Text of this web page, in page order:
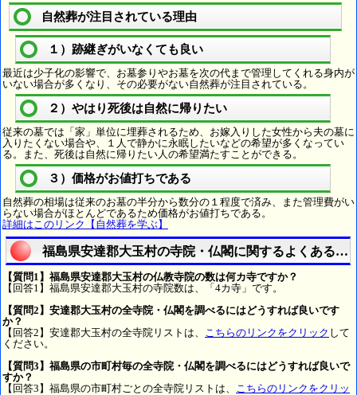
自然葬が注目されている理由
１）跡継ぎがいなくても良い
最近は少子化の影響で、お墓参りやお墓を次の代まで管理してくれる身内が
いない場合が多くなり、その必要がない自然葬が注目されている。
２）やはり死後は自然に帰りたい
従来の墓では「家」単位に埋葬されるため、お嫁入りした女性から夫の墓に
入りたくない場合や、１人で静かに永眠したいなどの希望が多くなってい
る。また、死後は自然に帰りたい人の希望満たすことができる。
３）価格がお値打ちである
自然葬の相場は従来のお墓の半分から数分の１程度で済み、また管理費がい
らない場合がほとんどであるため価格がお値打ちである。
詳細はこのリンク【自然葬を学ぶ】
福島県安達郡大玉村の寺院・仏閣に関するよくある質
【質問1】福島県安達郡大玉村の仏教寺院の数は何カ寺ですか？
【回答1】福島県安達郡大玉村の寺院数は、「4カ寺」です。
【質問2】安達郡大玉村の全寺院・仏閣を調べるにはどうすれば良いです
か？
【回答2】安達郡大玉村の全寺院リストは、 こちらのリンクをクリック して
ください。
【質問3】福島県の市町村毎の全寺院・仏閣を調べるにはどうすれば良いで
すか？
【回答3】福島県の市町村ごとの全寺院リストは、 こちらのリンクをクリッ